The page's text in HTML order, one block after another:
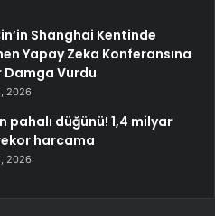
Shanghai Kentinde
Yapay Zeka Konferansına
Vurdu
2026
pahalı düğünü! 1,4 milyar
harcama
2026